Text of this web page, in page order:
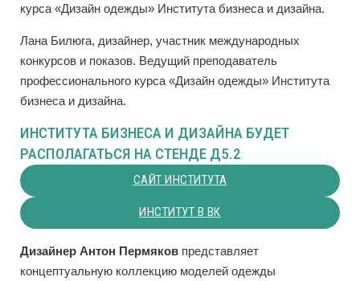
курса «Дизайн одежды» Института бизнеса и дизайна.
Лана Билюга, дизайнер, участник международных
конкурсов и показов. Ведущий преподаватель
профессионального курса «Дизайн одежды» Института
бизнеса и дизайна.
ИНСТИТУТА БИЗНЕСА И ДИЗАЙНА БУДЕТ
РАСПОЛАГАТЬСЯ НА СТЕНДЕ Д5.2
САЙТ ИНСТИТУТА
ИНСТИТУТ В ВК
Дизайнер Антон Пермяковпредставляет
концептуальную коллекцию моделей одежды